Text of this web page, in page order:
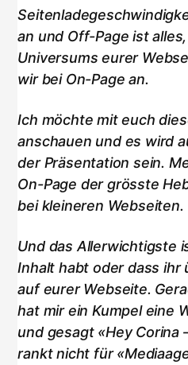
an und Off-Page ist
Universums eurer
wir bei On-Page an.
Ich möchte mit euch
anschauen und es wird
der Präsentation sein.
On-Page der grösste
bei kleineren Webseiten.
Und das Allerwichtigste
Inhalt habt oder dass ihr
auf eurer Webseite.
hat mir ein Kumpel eine
und gesagt «Hey Corina
rankt nicht für